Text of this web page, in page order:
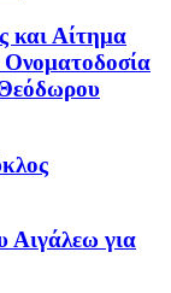
και Αίτημα
Ονοματοδοσία
Αιγάλεω για